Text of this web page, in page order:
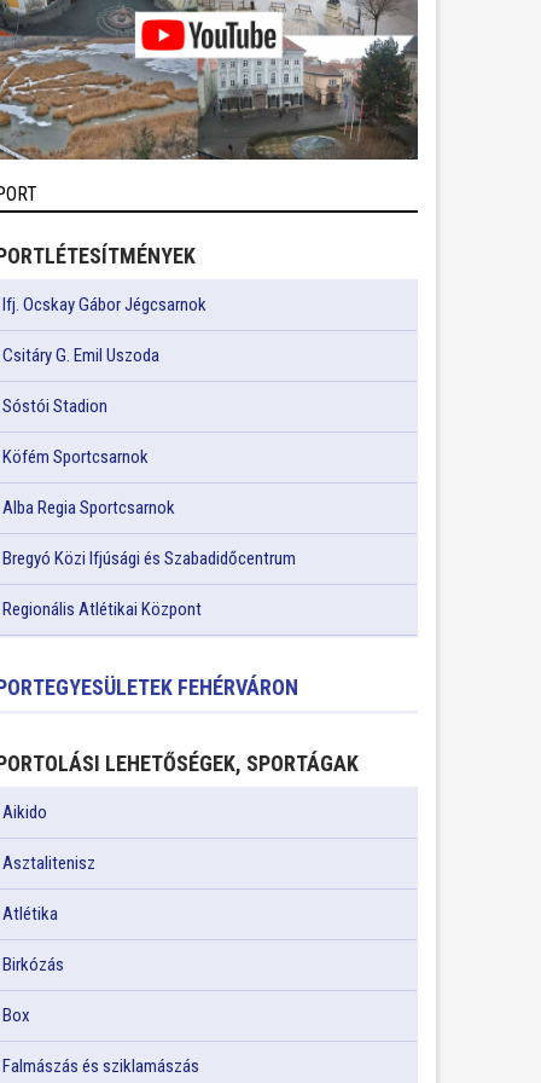
Ifj. Ocskay Gábor Jégcsarnok
Csitáry G. Emil Uszoda
Sóstói Stadion
Köfém Sportcsarnok
Alba Regia Sportcsarnok
Bregyó Közi Ifjúsági és Szabadidőcentrum
Regionális Atlétikai Központ
FEHÉRVÁRON
LEHETŐSÉGEK, SPORTÁGAK
Aikido
Asztalitenisz
Atlétika
Birkózás
Box
Falmászás és sziklamászás